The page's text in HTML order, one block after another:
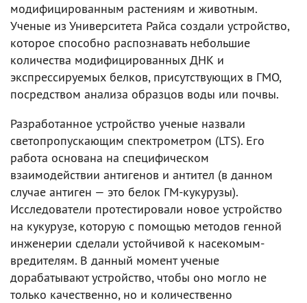
модифицированным растениям и животным.
Ученые из Университета Райса создали устройство,
которое способно распознавать небольшие
количества модифицированных ДНК и
экспрессируемых белков, присутствующих в ГМО,
посредством анализа образцов воды или почвы.
Разработанное устройство ученые назвали
светопропускающим спектрометром (LTS). Его
работа основана на специфическом
взаимодействии антигенов и антител (в данном
случае антиген — это белок ГМ-кукурузы).
Исследователи протестировали новое устройство
на кукурузе, которую с помощью методов генной
инженерии сделали устойчивой к насекомым-
вредителям. В данный момент ученые
дорабатывают устройство, чтобы оно могло не
только качественно, но и количественно